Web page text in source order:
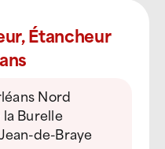
Étancheur
Nord
Burelle
de-Braye